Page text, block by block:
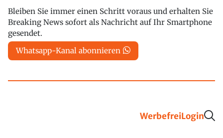
Bleiben Sie immer einen Schritt voraus und erhalten Sie
Breaking News sofort als Nachricht auf Ihr Smartphone
gesendet.
Whatsapp-Kanal abonnieren
WerbefreiLogin